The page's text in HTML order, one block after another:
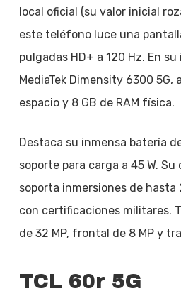
local oficial (su valor inicial
este teléfono luce una
pulgadas HD+ a 120 Hz. En
MediaTek Dimensity 6300 5G,
espacio y 8 GB de RAM física.
Destaca su inmensa batería
soporte para carga a 45 W.
soporta inmersiones de
con certificaciones militares.
de 32 MP, frontal de 8 MP y
TCL 60r 5G